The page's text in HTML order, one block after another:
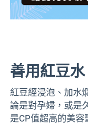
善用紅豆
紅豆經浸泡、加水
論是對孕婦，或是
是CP值超高的美容